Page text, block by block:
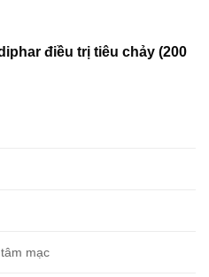
điều trị tiêu chảy (200
mạc